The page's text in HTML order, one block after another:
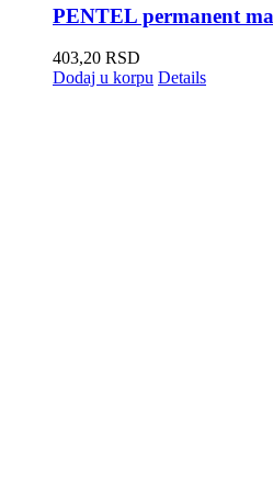
PENTEL permanent
403,20 RSD
Dodaj u korpu Details